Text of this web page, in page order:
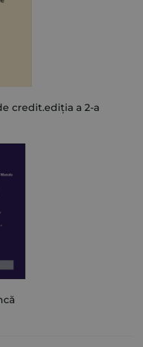
credit.ediția a 2-a